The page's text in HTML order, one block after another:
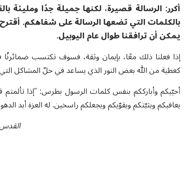
أكرر: الرسالة قصيرة، لكنها جميلة جدًا ومليئة
بالكلمات التي تضعها الرسالة على شفاهكم. أقترح
يمكن أن ترافقنا طوال عام اليوبيل.
إذا فعلنا ذلك معًا، بإيمان وثقة، فسوف تكتسب
كعطية من الله بعض النور الذي يساعد في حلّ المشاكل التي
أحيّيكم وأبارككم بنفس كلمات الرسول بطرس: "إذا تألمتم
يعافيكم ويثبّتكم ويقوّيكم ويجعلكم راسخين. له العزة أبد الدهور. آمين."
القدس في 13